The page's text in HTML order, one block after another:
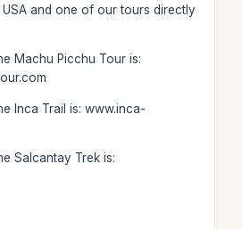
and one of our tours directly
Machu Picchu Tour is:
Inca Trail is: www.inca-
Salcantay Trek is: